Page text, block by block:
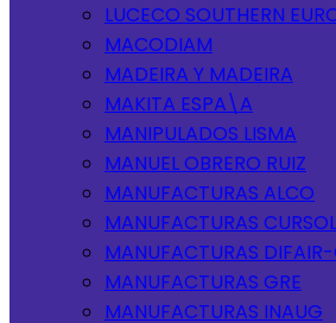
LUCECO SOUTHERN
MACODIAM
MADEIRA Y MADEIRA
MAKITA ESPA\A
MANIPULADOS LISMA
MANUEL OBRERO RUIZ
MANUFACTURAS ALCO
MANUFACTURAS CURSOL
MANUFACTURAS
MANUFACTURAS GRE
MANUFACTURAS INAUG